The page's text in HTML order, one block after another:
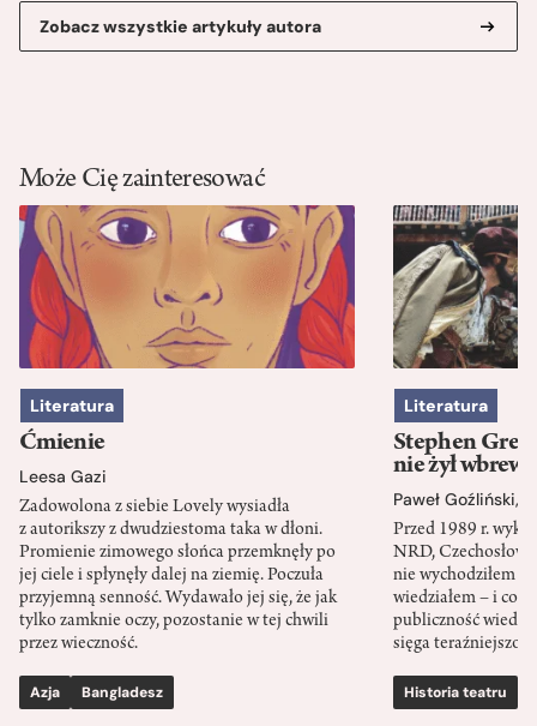
Zobacz wszystkie artykuły autora
Może Cię zainteresować
Literatura
Ćmienie
Leesa Gazi
Zadowolona z siebie Lovely wysiadła
z autorikszy z dwudziestoma taka w dłoni.
Promienie zimowego słońca przemknęły po
jej ciele i spłynęły dalej na ziemię. Poczuła
przyjemną senność. Wydawało jej się, że jak
tylko zamknie oczy, pozostanie w tej chwili
przez wieczność.
Azja Bangladesz
Literatura
Stephen
nie żył wbrew
Paweł Goźliński,
Przed 1989 r.
NRD,
nie wychodziłem
wiedziałem – i co
publiczność
sięga
Historia teatru